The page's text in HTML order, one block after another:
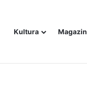
Kultura Magazin